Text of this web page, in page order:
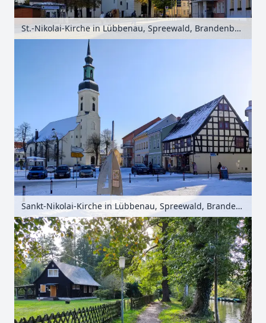
St.-Nikolai-Kirche in Lübbenau, Spreewald, Brandenburg, Deutschland
Sankt-Nikolai-Kirche in Lübbenau, Spreewald, Brandenburg, Deutschland